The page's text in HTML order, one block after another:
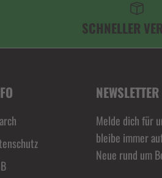
SCHNELLER
NEWSLETTER
Melde dich für
bleibe immer
Neue rund um